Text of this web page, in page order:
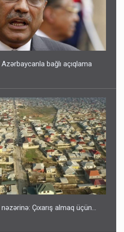
bağlı açıqlama
Çıxarış almaq üçün...